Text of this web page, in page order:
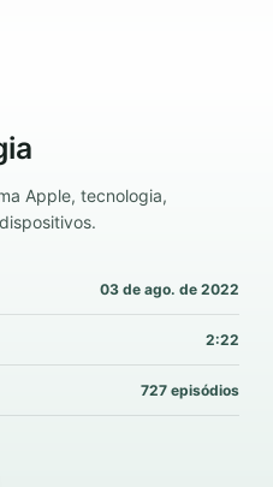
Apple, tecnologia,
03 de ago. de 2022
2:22
727 episódios